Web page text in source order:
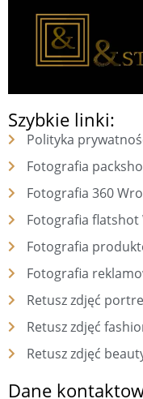
Szybkie linki:
Polityka
Fotografia
Fotografia 360
Fotografia flatshot
Fotografia
Fotografia
Retusz zdjęć
Retusz zdjęć
Retusz zdjęć
Dane